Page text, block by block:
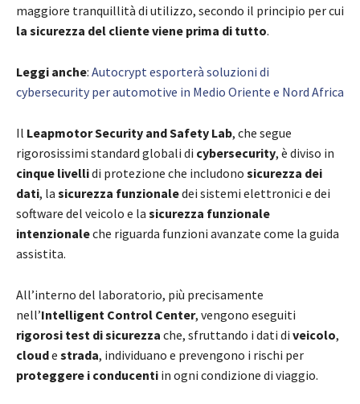
maggiore tranquillità di utilizzo, secondo il principio per cui
la sicurezza del cliente viene prima di tutto.
Leggi anche: Autocrypt esporterà soluzioni di
cybersecurity per automotive in Medio Oriente e Nord Africa
Il Leapmotor Security and Safety Lab, che segue
rigorosissimi standard globali di cybersecurity, è diviso in
cinque livellidi protezione che includono sicurezza dei
dati, la sicurezza funzionaledei sistemi elettronici e dei
software del veicolo e la sicurezza funzionale
intenzionaleche riguarda funzioni avanzate come la guida
assistita.
All’interno del laboratorio, più precisamente
nell’Intelligent Control Center, vengono eseguiti
rigorosi test di sicurezza che, sfruttando i dati di veicolo,
cloude strada, individuano e prevengono i rischi per
proteggere i conducenti in ogni condizione di viaggio.